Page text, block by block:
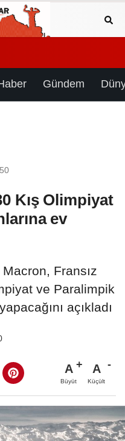
Gündem
Kış Olimpiyat
ev
Fransız
ve Paralimpik
açıkladı
A
Büyüt
A
Küçült